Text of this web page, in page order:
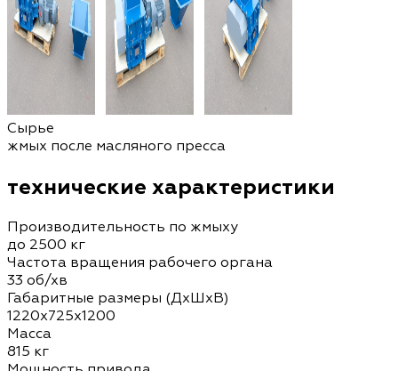
Сырье
жмых после масляного пресса
технические характеристики
Производительность по жмыху
до 2500 кг
Частота вращения рабочего органа
33 об/хв
Габаритные размеры (ДхШхВ)
1220x725x1200
Масса
815 кг